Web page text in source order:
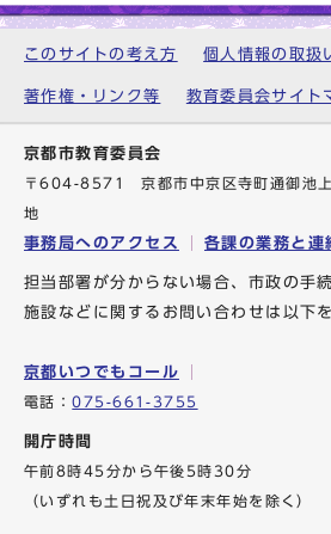
このサイトの考え方 個人情報の取扱
著作権・リンク等 教育委員会サイト
京都市教育委員会
〒604-8571 京都市中京区寺町通御池
地
事務局へのアクセス 各課の業務と連
担当部署が分からない場合、市政の手
施設などに関するお問い合わせは以下
京都いつでもコール
電話：075-661-3755
開庁時間
午前8時45分から午後5時30分
（いずれも土日祝及び年末年始を除く）